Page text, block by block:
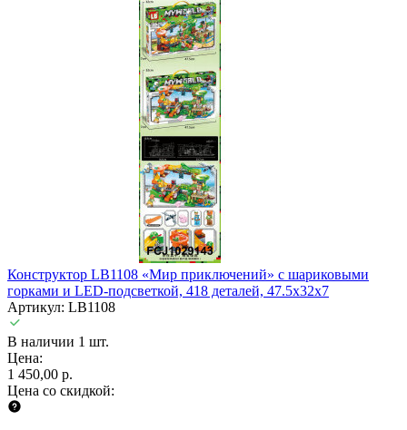
Конструктор LB1108 «Мир приключений» с шариковыми
горками и LED-подсветкой, 418 деталей, 47.5х32х7
Артикул: LB1108
В наличии 1 шт.
Цена:
1 450,00 р.
Цена со скидкой: